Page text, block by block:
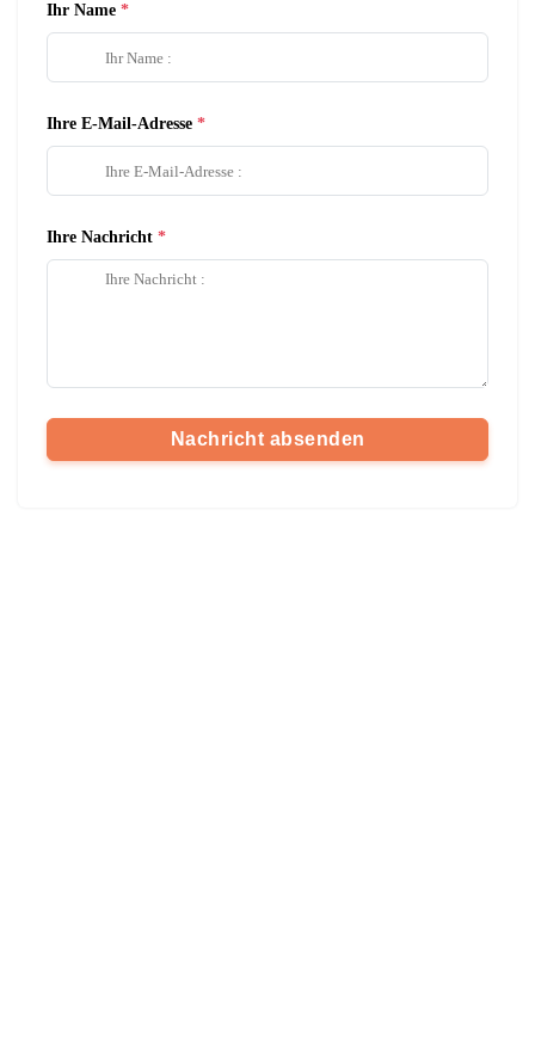
Ihr Name
Ihre E-Mail-Adresse
Ihre Nachricht
Nachricht absenden